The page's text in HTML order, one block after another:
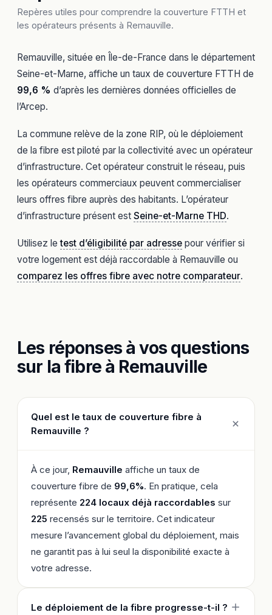
Repères utiles pour comprendre la couverture FTTH et
les opérateurs présents à Remauville.
Remauville, située en Île-de-France dans le département
Seine-et-Marne, affiche un taux de couverture FTTH de
99,6 % d’après les dernières données officielles de
l’Arcep.
La commune relève de la zone RIP, où le déploiement
de la fibre est piloté par la collectivité avec un opérateur
d’infrastructure. Cet opérateur construit le réseau, puis
les opérateurs commerciaux peuvent commercialiser
leurs offres fibre auprès des habitants. L’opérateur
d’infrastructure présent est Seine-et-Marne THD.
Utilisez letest d’éligibilité par adresse pour vérifier si
votre logement est déjà raccordable à Remauville ou
comparez les offres fibre avec notre comparateur.
Les réponses à vos questions
sur la fibre à Remauville
Quel est le taux de couverture fibre à
Remauville ?
À ce jour, Remauville affiche un taux de
couverture fibre de 99,6%. En pratique, cela
représente 224 locaux déjà raccordables sur
225 recensés sur le territoire. Cet indicateur
mesure l’avancement global du déploiement, mais
ne garantit pas à lui seul la disponibilité exacte à
votre adresse.
Le déploiement de la fibre progresse-t-il ?